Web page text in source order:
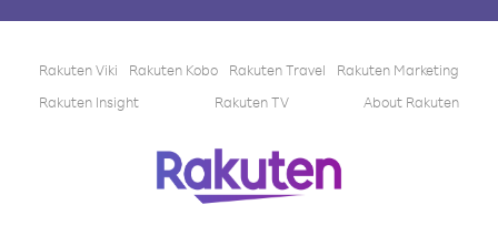
Rakuten Viki Rakuten Kobo Rakuten Travel
Rakuten Marketing
Rakuten Insight
Rakuten TV About Rakuten